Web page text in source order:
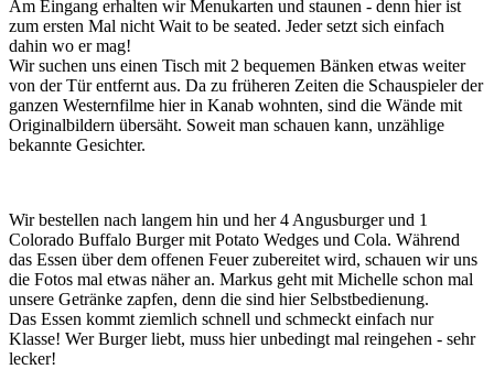
Am Eingang erhalten wir Menukarten und staunen - denn hier ist
zum ersten Mal nicht Wait to be seated. Jeder setzt sich einfach
dahin wo er mag!
Wir suchen uns einen Tisch mit 2 bequemen Bänken etwas weiter
von der Tür entfernt aus. Da zu früheren Zeiten die Schauspieler der
ganzen Westernfilme hier in Kanab wohnten, sind die Wände mit
Originalbildern übersäht. Soweit man schauen kann, unzählige
bekannte Gesichter.
Wir bestellen nach langem hin und her 4 Angusburger und 1
Colorado Buffalo Burger mit Potato Wedges und Cola. Während
das Essen über dem offenen Feuer zubereitet wird, schauen wir uns
die Fotos mal etwas näher an. Markus geht mit Michelle schon mal
unsere Getränke zapfen, denn die sind hier Selbstbedienung.
Das Essen kommt ziemlich schnell und schmeckt einfach nur
Klasse! Wer Burger liebt, muss hier unbedingt mal reingehen - sehr
lecker!